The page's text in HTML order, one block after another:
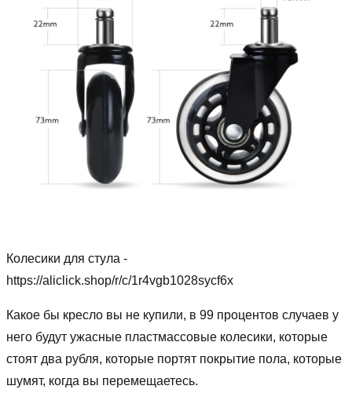
Колесики для стула -
https://aliclick.shop/r/c/1r4vgb1028sycf6x
Какое бы кресло вы не купили, в 99 процентов случаев у
него будут ужасные пластмассовые колесики, которые
стоят два рубля, которые портят покрытие пола, которые
шумят, когда вы перемещаетесь.